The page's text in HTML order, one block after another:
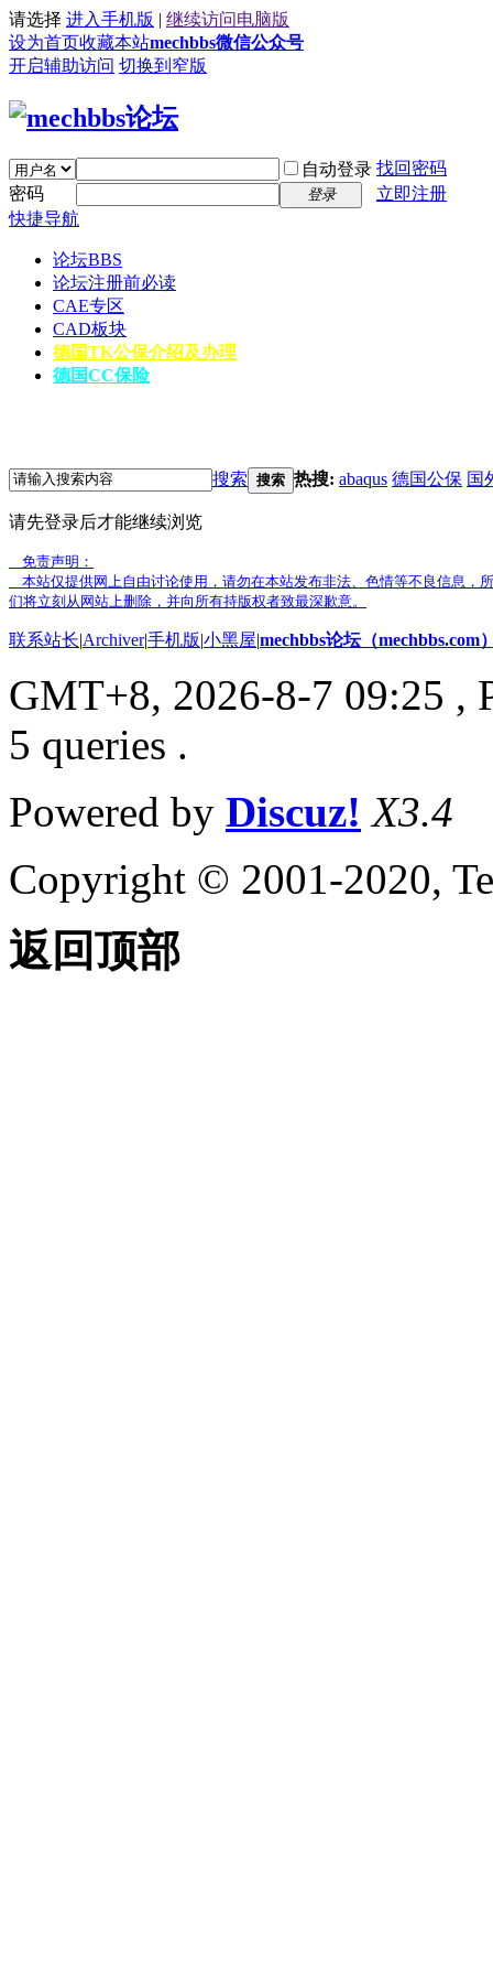
请选择 进入手机版 | 继续访问电脑版
设为首页收藏本站mechbbs微信公众号
开启辅助访问 切换到窄版
自动登录 找回密码
密码
登录
立即注册
快捷导航
论坛BBS
论坛注册前必读
CAE专区
CAD板块
德国TK公保介绍及办理
德国CC保险
搜索 搜索 热搜: abaqus 德国公保 国
请先登录后才能继续浏览
免责声明：
本站仅提供网上自由讨论使用，请勿在本站发布非法、色情等不良信息，
们将立刻从网站上删除，并向所有持版权者致最深歉意。
联系站长|Archiver|手机版|小黑屋|mechbbs论坛（mechbbs.com
GMT+8, 2026-8-7 09:25 ,
5 queries .
Powered by Discuz! X3.4
Copyright © 2001-2020,
返回顶部